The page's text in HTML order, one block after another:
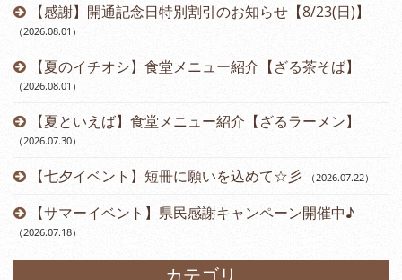
【感謝】開通記念日特別割引のお知らせ【8/23(日)】
（2026.08.01 ）
【夏のイチオシ】食堂メニュー紹介【ざる茶そば】
（2026.08.01 ）
【夏といえば】食堂メニュー紹介【ざるラーメン】
（2026.07.30）
【七夕イベント】短冊に願いを込めて☆彡 （2026.07.22）
【サマーイベント】県民感謝キャンペーン開催中♪
（2026.07.18）
カテゴリ